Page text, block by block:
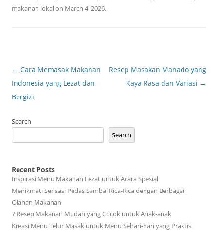
makanan lokalon March 4, 2026.
Post
navigation
← Cara Memasak Makanan
Indonesia yang Lezat dan
Bergizi
Resep Masakan Manado yang
Kaya Rasa dan Variasi →
Search
Search
Recent Posts
Inspirasi Menu Makanan Lezat untuk Acara Spesial
Menikmati Sensasi Pedas Sambal Rica-Rica dengan Berbagai
Olahan Makanan
7 Resep Makanan Mudah yang Cocok untuk Anak-anak
Kreasi Menu Telur Masak untuk Menu Sehari-hari yang Praktis